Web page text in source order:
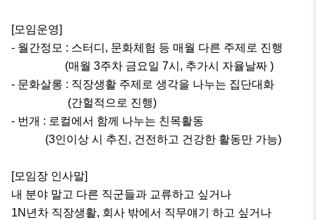
[모임운영]
- 월간정모 : 스터디, 문화체험 등 매월 다른 주제로 진행
- 문화살롱 : 직장생활 주제로 생각을 나누는 집단대화
- 번개 : 로컬에서 함께 나누는 친목활동
[모임장 인사말]
내 분야 말고 다른 직군들과 교류하고 싶거나
1N년차 직장생활, 회사 밖에서 직무얘기 하고 싶거나